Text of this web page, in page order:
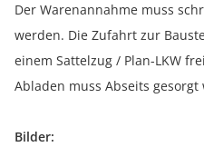
Der Warenannahme muss
werden. Die Zufahrt zur
einem Sattelzug / Plan-LKW
Abladen muss Abseits gesorgt
Bilder: